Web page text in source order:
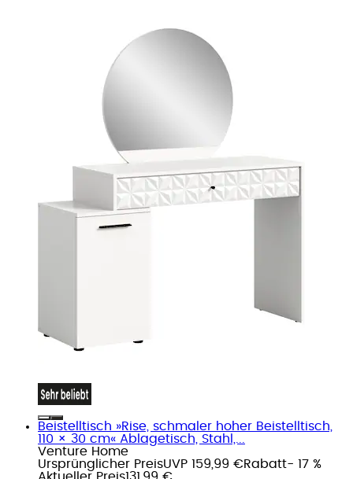
Beistelltisch »Rise, schmaler hoher Beistelltisch,
110 × 30 cm« Ablagetisch, Stahl,...
Venture Home
Ursprünglicher PreisUVP 159,99 €Rabatt- 17 %